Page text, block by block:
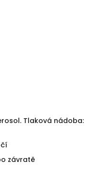
Tlaková nádoba:
závratě